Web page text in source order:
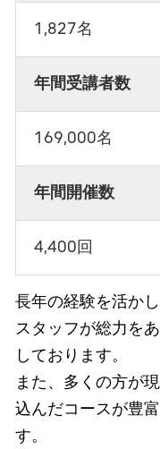
1,827名
年間受講者数
169,000名
年間開催数
4,400回
長年の経験を活か
スタッフが総力を
しております。
また、多くの方が
込んだコースが豊
す。